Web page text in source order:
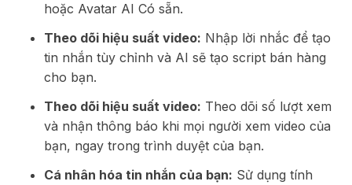
hoặc Avatar AI Có sẵn.
Theo dõi hiệu suất video: Nhập lời nhắc để tạo
tin nhắn tùy chỉnh và AI sẽ tạo script bán hàng
cho bạn.
Theo dõi hiệu suất video: Theo dõi số lượt xem
và nhận thông báo khi mọi người xem video của
bạn, ngay trong trình duyệt của bạn.
Cá nhân hóa tin nhắn của bạn: Sử dụng tính